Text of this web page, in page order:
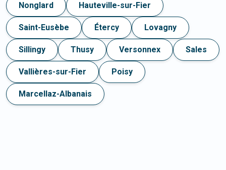
Nonglard Hauteville-sur-Fier
Saint-Eusèbe Étercy Lovagny
Sillingy Thusy Versonnex Sales
Vallières-sur-Fier Poisy
Marcellaz-Albanais